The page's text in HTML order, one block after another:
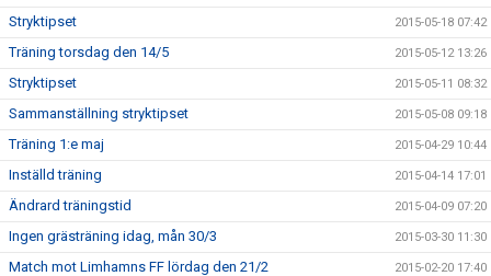
Stryktipset 2015-05-18 07:42
Träning torsdag den 14/5 2015-05-12 13:26
Stryktipset 2015-05-11 08:32
Sammanställning stryktipset 2015-05-08 09:18
Träning 1:e maj 2015-04-29 10:44
Inställd träning 2015-04-14 17:01
Ändrard träningstid 2015-04-09 07:20
Ingen grästräning idag, mån 30/3 2015-03-30 11:30
Match mot Limhamns FF lördag den 21/2 2015-02-20 17:40